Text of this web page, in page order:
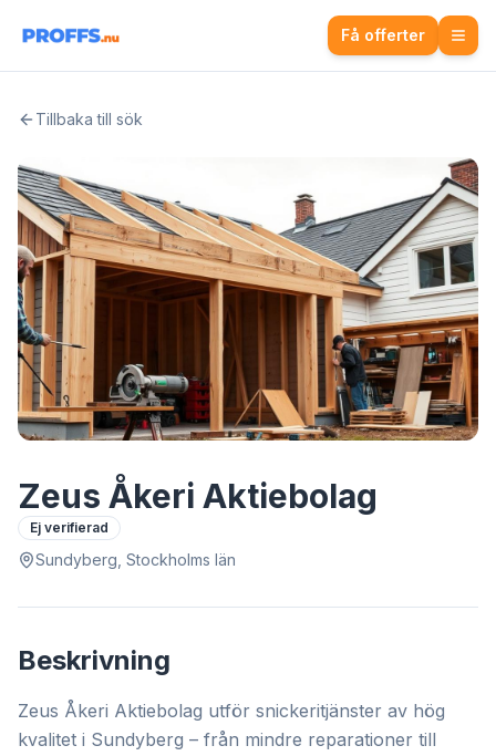
Få offerter
Tillbaka till sök
Zeus Åkeri Aktiebolag
Ej verifierad
Sundyberg, Stockholms län
Beskrivning
Zeus Åkeri Aktiebolag utför snickeritjänster av hög
kvalitet i Sundyberg – från mindre reparationer till